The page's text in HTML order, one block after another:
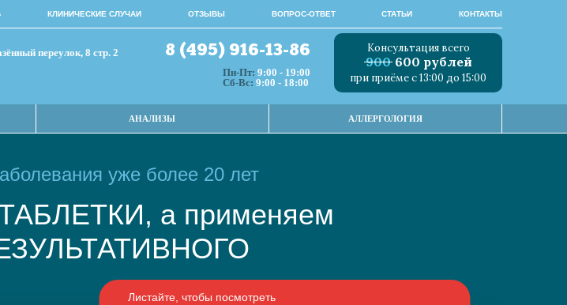
КЛИНИЧЕСКИЕ СЛУЧАИ ОТЗЫВЫ ВОПРОС-ОТВЕТ СТАТЬИ КОНТАКТЫ
переулок, 8 стр. 2 8 (495) 916-13-86
Пн-Пт: 9:00 - 19:00
Сб-Вс: 9:00 - 18:00
Консультация всего
900 600 рублей
при приёме с 13:00 до 15:00
АНАЛИЗЫ АЛЛЕРГОЛОГИЯ
уже более 20 лет
а применяем